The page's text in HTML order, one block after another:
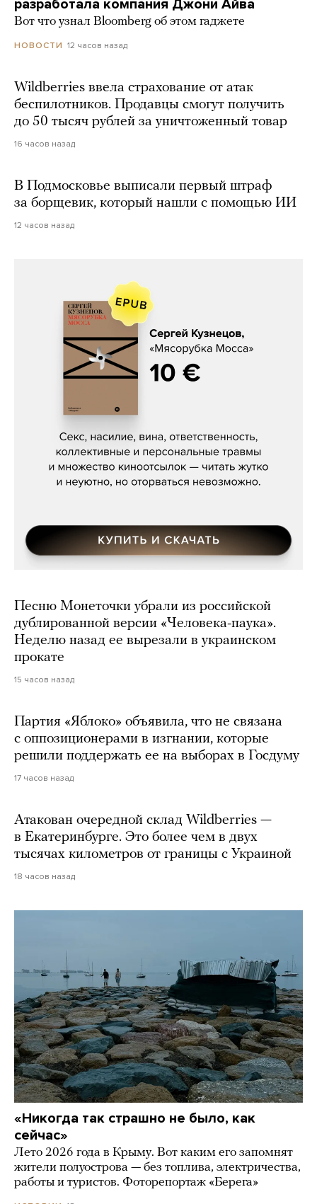
разработала компания Джони Айва
Вот что узнал Bloomberg об этом гаджете
НОВОСТИ 12 часов назад
Wildberries ввела страхование от атак
беспилотников. Продавцы смогут получить
до 50 тысяч рублей за уничтоженный товар
16 часов назад
В Подмосковье выписали первый штраф
за борщевик, который нашли с помощью ИИ
12 часов назад
Сергей Кузнецов, «Мясорубка
Песню Монеточки убрали из российской
дублированной версии «Человека-паука».
Неделю назад ее вырезали в украинском
прокате
15 часов назад
Партия «Яблоко» объявила, что не связана
с оппозиционерами в изгнании, которые
решили поддержать ее на выборах в Госдуму
17 часов назад
Атакован очередной склад Wildberries —
в Екатеринбурге. Это более чем в двух
тысячах километров от границы с Украиной
18 часов назад
«Никогда так страшно не было, как
сейчас»
Лето 2026 года в Крыму. Вот каким его запомнят
жители полуострова — без топлива, электричества,
работы и туристов. Фоторепортаж «Берега»